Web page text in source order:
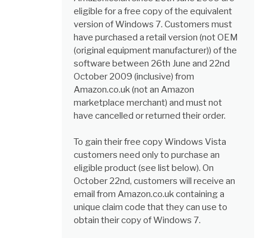
eligible for a free copy of the equivalent
version of Windows 7. Customers must
have purchased a retail version (not OEM
(original equipment manufacturer)) of the
software between 26th June and 22nd
October 2009 (inclusive) from
Amazon.co.uk (not an Amazon
marketplace merchant) and must not
have cancelled or returned their order.
To gain their free copy Windows Vista
customers need only to purchase an
eligible product (see list below). On
October 22nd, customers will receive an
email from Amazon.co.uk containing a
unique claim code that they can use to
obtain their copy of Windows 7.